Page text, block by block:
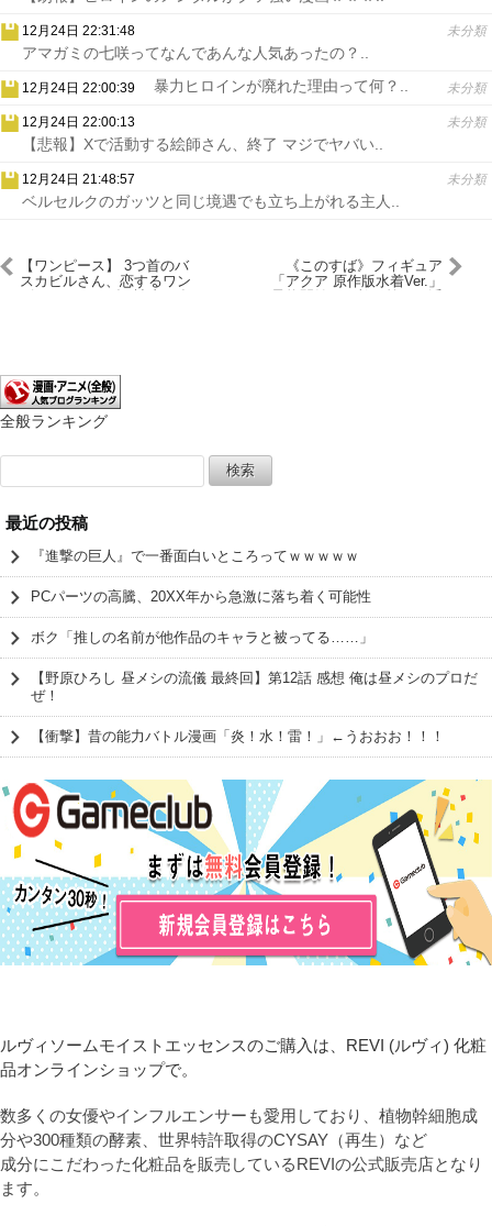
12月24日 22:31:48 未分類
アマガミの七咲ってなんであんな人気あったの？..
12月24日 22:00:39 未分類
暴力ヒロインが廃れた理由って何？..
12月24日 22:00:13 未分類
【悲報】Xで活動する絵師さん、終了 マジでヤバい..
12月24日 21:48:57 未分類
ベルセルクのガッツと同じ境遇でも立ち上がれる主人..
【ワンピース】 3つ首のバ
スカビルさん、恋するワン
《このすば》フィギュア
「アクア 原作版水着Ver.」
全般ランキング
索:
最近の投稿
『進撃の巨人』で一番面白いところってｗｗｗｗｗ
PCパーツの高騰、20XX年から急激に落ち着く可能性
ボク「推しの名前が他作品のキャラと被ってる……」
【野原ひろし 昼メシの流儀 最終回】第12話 感想 俺は昼メシのプロだ
ぜ！
【衝撃】昔の能力バトル漫画「炎！水！雷！」←うおおお！！！
ルヴィソームモイストエッセンスのご購入は、REVI (ルヴィ) 化粧
品オンラインショップで。
数多くの女優やインフルエンサーも愛用しており、植物幹細胞成
分や300種類の酵素、世界特許取得のCYSAY（再生）など
成分にこだわった化粧品を販売しているREVIの公式販売店となり
ます。